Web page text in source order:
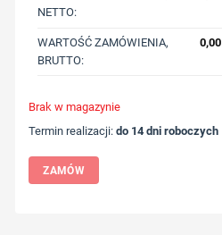
NETTO:
WARTOŚĆ ZAMÓWIENIA,
BRUTTO:
0,00
Brak w magazynie
Termin realizacji:do 14 dni roboczych
ZAMÓW